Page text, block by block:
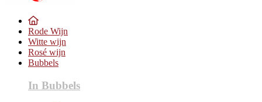
Rode Wijn
Witte wijn
Rosé wijn
Bubbels
In Bubbels